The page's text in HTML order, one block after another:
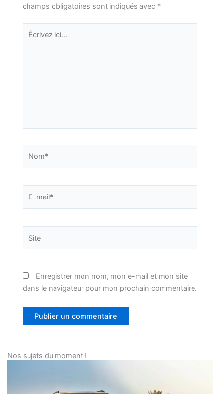
champs obligatoires sont indiqués avec *
Écrivez
ici…
mail*
Enregistrer mon nom, mon e-mail et mon site
dans le navigateur pour mon prochain commentaire.
Nos sujets du moment !